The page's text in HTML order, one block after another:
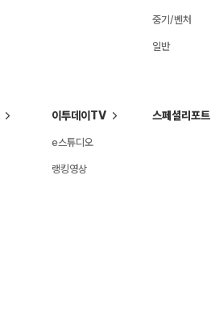
중기/벤처
일반
이투데이TV
e스튜디오
랭킹영상
스페셜리포트